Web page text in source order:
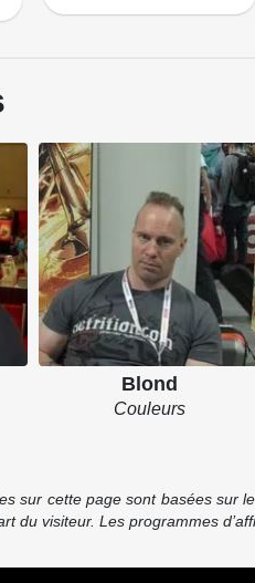
Blond
Couleurs
sur cette page sont basées sur
du visiteur. Les programmes